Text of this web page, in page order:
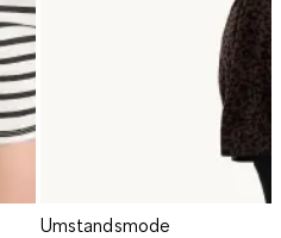
Umstandsmode